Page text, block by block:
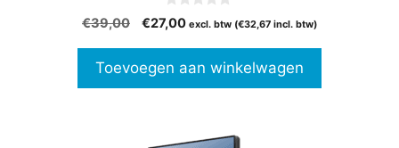
0
v
5
€39,00
Oorspronkelijke
€39,00.
€27,00Huidige
€27,00.
excl. btw (€32,67 incl. btw)
Toevoegen aan winkelwagen